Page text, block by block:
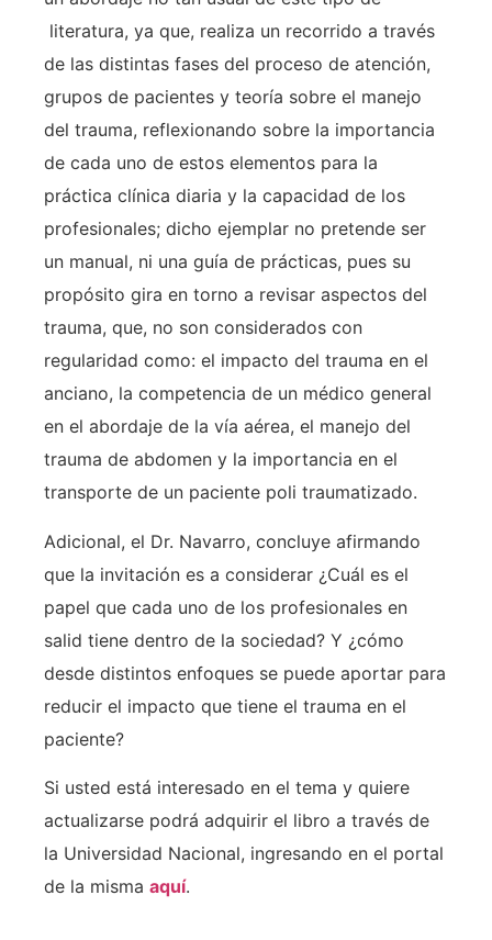
literatura, ya que, realiza un recorrido a través
de las distintas fases del proceso de atención,
grupos de pacientes y teoría sobre el manejo
del trauma, reflexionando sobre la importancia
de cada uno de estos elementos para la
práctica clínica diaria y la capacidad de los
profesionales; dicho ejemplar no pretende ser
un manual, ni una guía de prácticas, pues su
propósito gira en torno a revisar aspectos del
trauma, que, no son considerados con
regularidad como: el impacto del trauma en el
anciano, la competencia de un médico general
en el abordaje de la vía aérea, el manejo del
trauma de abdomen y la importancia en el
transporte de un paciente poli traumatizado.
Adicional, el Dr. Navarro, concluye afirmando
que la invitación es a considerar ¿Cuál es el
papel que cada uno de los profesionales en
salid tiene dentro de la sociedad? Y ¿cómo
desde distintos enfoques se puede aportar para
reducir el impacto que tiene el trauma en el
paciente?
Si usted está interesado en el tema y quiere
actualizarse podrá adquirir el libro a través de
la Universidad Nacional, ingresando en el portal
de la misma aquí.